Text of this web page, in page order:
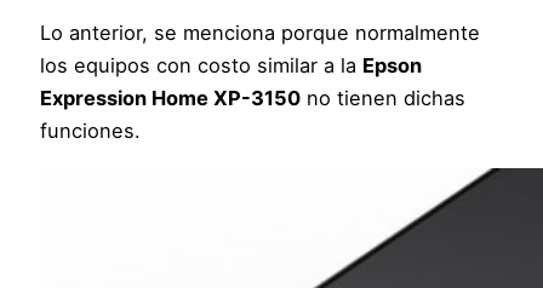
Lo anterior, se menciona porque normalmente
los equipos con costo similar a la Epson
Expression Home XP-3150 no tienen dichas
funciones.